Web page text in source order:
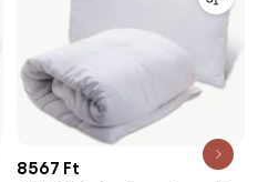
8567 Ft